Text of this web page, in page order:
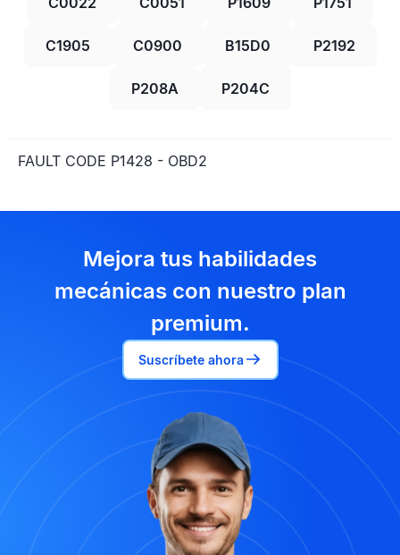
C1905 C0900 B15D0 P2192
P208A P204C
FAULT CODE P1428 - OBD2
Mejora tus habilidades
mecánicas con nuestro plan
premium.
Suscríbete ahora